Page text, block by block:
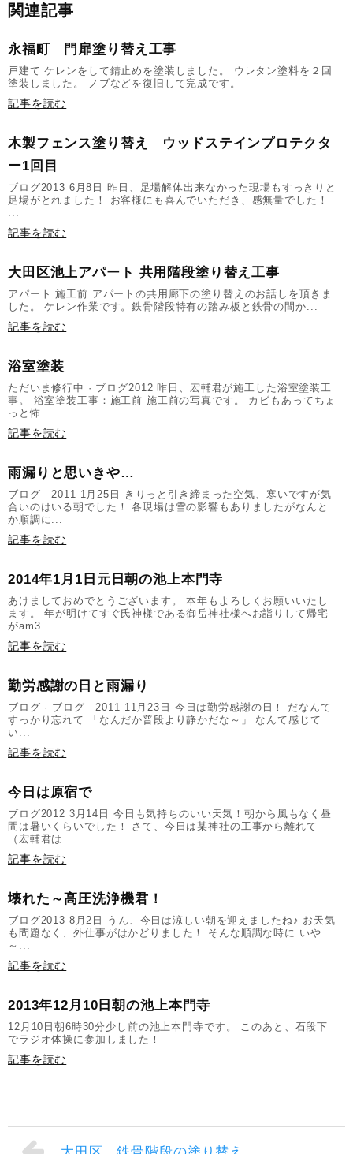
関連記事
永福町 門扉塗り替え工事
戸建て ケレンをして錆止めを塗装しました。 ウレタン塗料を２回
塗装しました。 ノブなどを復旧して完成です。
記事を読む
木製フェンス塗り替え ウッドステインプロテクタ
ー1回目
ブログ2013 6月8日 昨日、足場解体出来なかった現場もすっきりと
足場がとれました！ お客様にも喜んでいただき、感無量でした！
...
記事を読む
大田区池上アパート 共用階段塗り替え工事
アパート 施工前 アパートの共用廊下の塗り替えのお話しを頂きま
した。 ケレン作業です。鉄骨階段特有の踏み板と鉄骨の間か...
記事を読む
浴室塗装
ただいま修行中 · ブログ2012 昨日、宏輔君が施工した浴室塗装工
事。 浴室塗装工事：施工前 施工前の写真です。 カビもあってちょ
っと怖...
記事を読む
雨漏りと思いきや…
ブログ 2011 1月25日 きりっと引き締まった空気、寒いですが気
合いのはいる朝でした！ 各現場は雪の影響もありましたがなんと
か順調に...
記事を読む
2014年1月1日元日朝の池上本門寺
あけましておめでとうございます。 本年もよろしくお願いいたし
ます。 年が明けてすぐ氏神様である御岳神社様へお詣りして帰宅
がam3...
記事を読む
勤労感謝の日と雨漏り
ブログ · ブログ 2011 11月23日 今日は勤労感謝の日！ だなんて
すっかり忘れて 「なんだか普段より静かだな～」 なんて感じて
い...
記事を読む
今日は原宿で
ブログ2012 3月14日 今日も気持ちのいい天気！朝から風もなく昼
間は暑いくらいでした！ さて、今日は某神社の工事から離れて
（宏輔君は...
記事を読む
壊れた～高圧洗浄機君！
ブログ2013 8月2日 うん、今日は涼しい朝を迎えましたね♪ お天気
も問題なく、外仕事がはかどりました！ そんな順調な時に いや
～...
記事を読む
2013年12月10日朝の池上本門寺
12月10日朝6時30分少し前の池上本門寺です。 このあと、石段下
でラジオ体操に参加しました！
記事を読む